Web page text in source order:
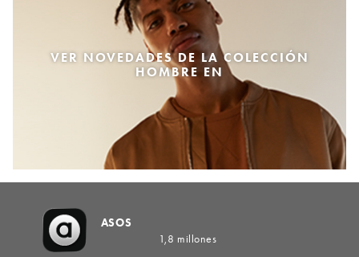
VER NOVEDADES DE LA COLECCIÓN
HOMBRE EN
ASOS
1,8 millones